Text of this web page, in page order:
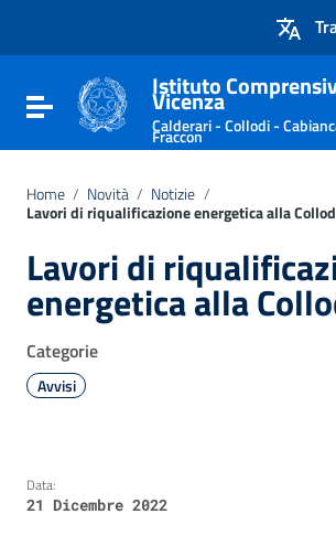
Vai al footer
Attiva / disattiva la navigazione
Istituto
Vicenza
Calderari - Collodi -
Fraccon
Home / Novità / Notizie /
Lavori di riqualificazione energetica alla
Lavori di
energetica alla
Categorie
Avvisi
Data:
21 Dicembre 2022